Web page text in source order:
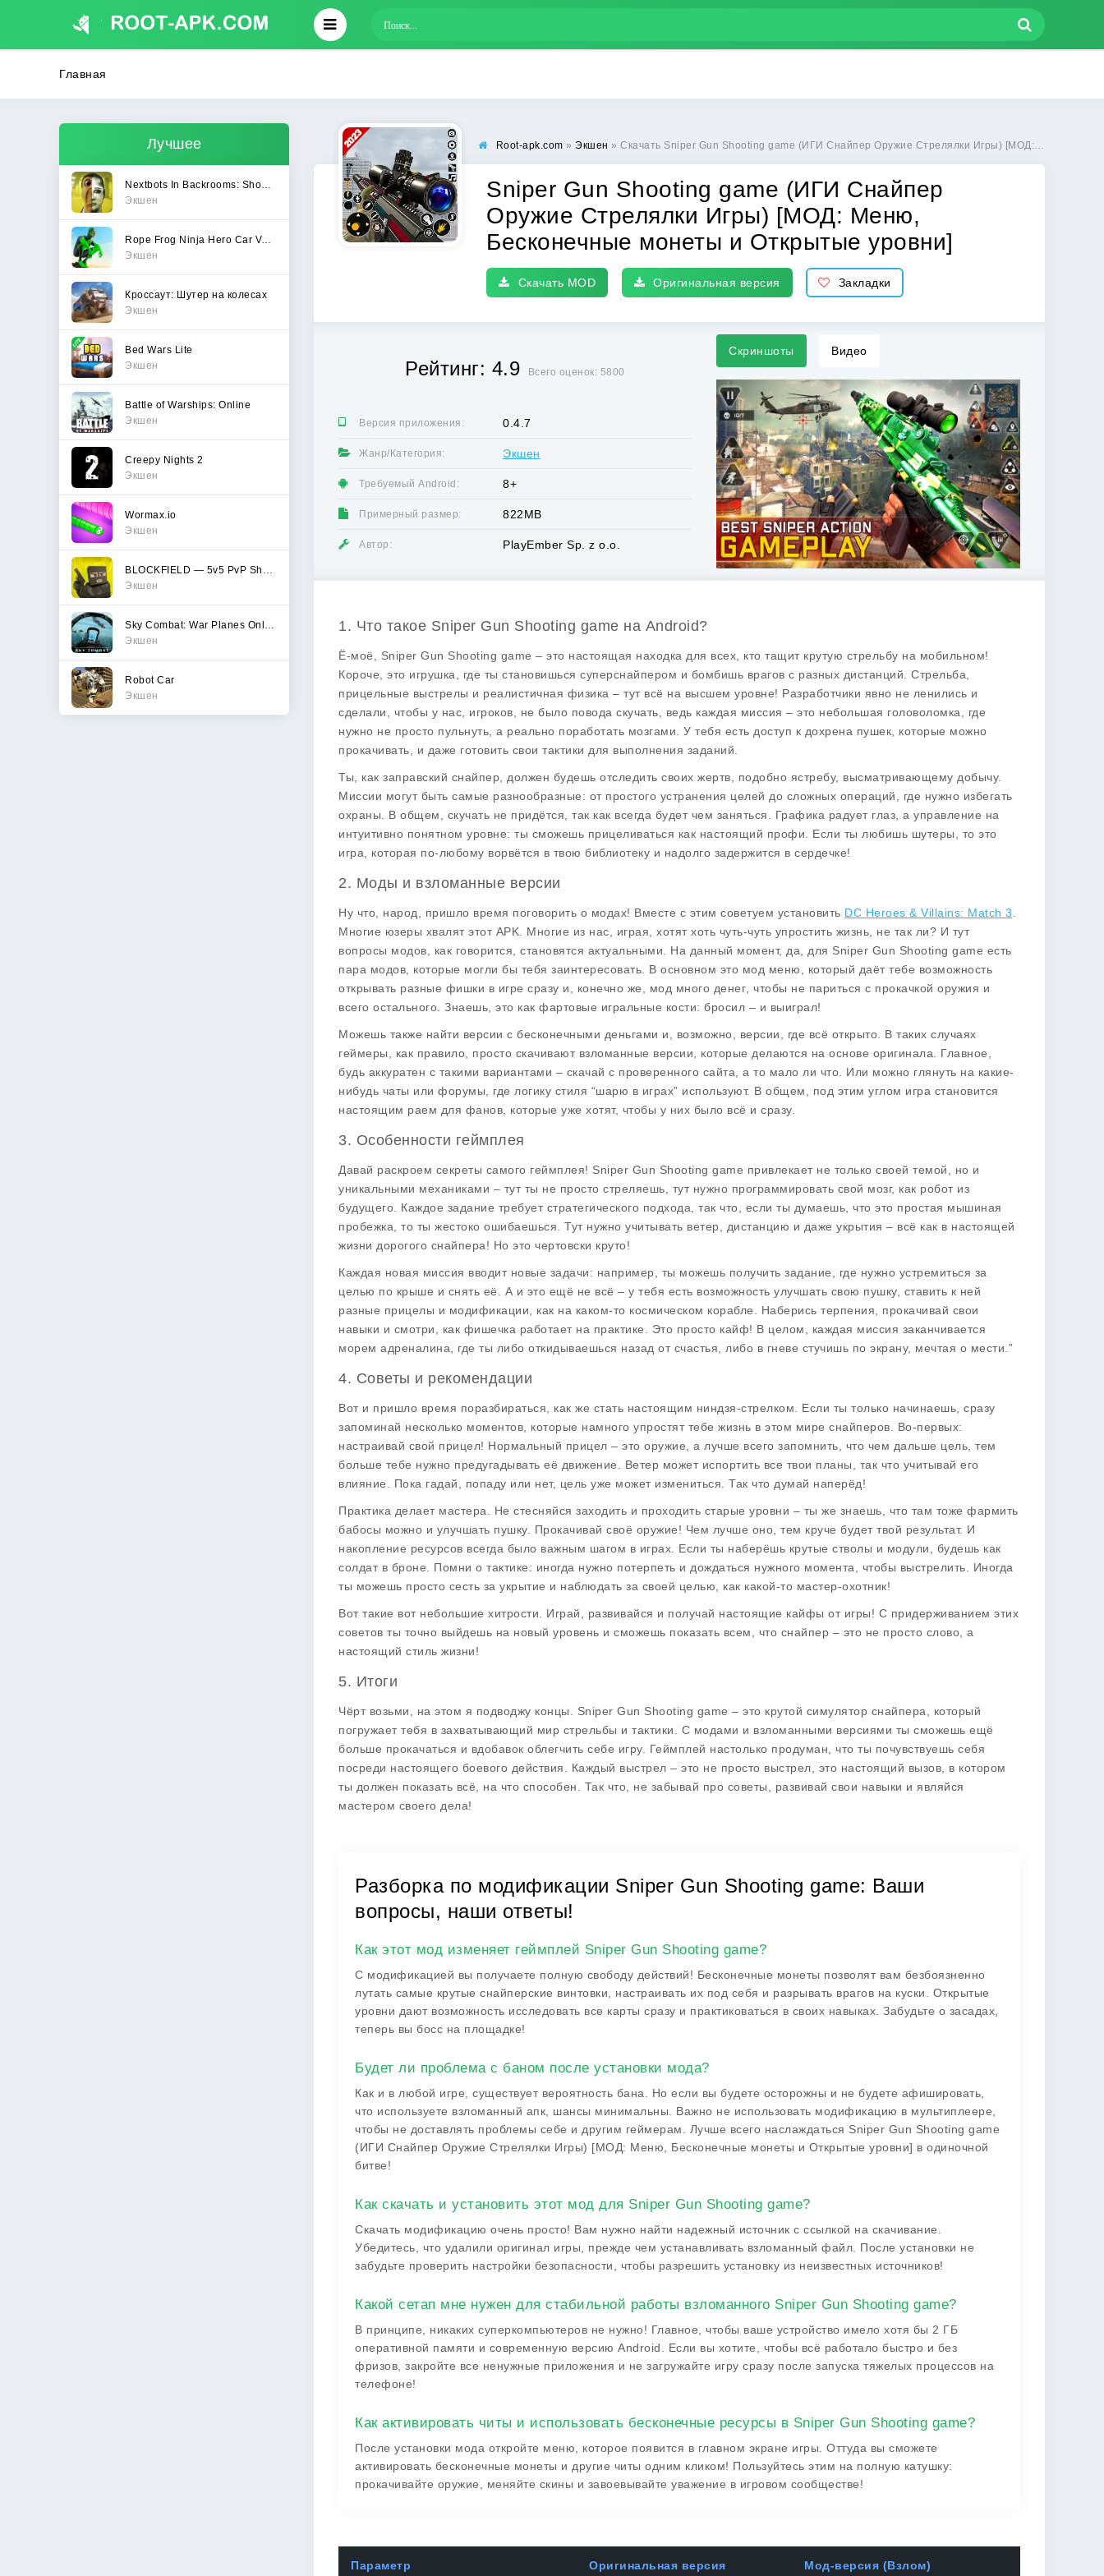
Главная
Лучшее
Экшен
Rope Frog Ninja Hero Car Vegas
Экшен
Кроссаут: Шутер на колесах
Экшен
Bed Wars Lite
Экшен
Battle of Warships: Online
Экшен
Creepy Nights 2
Экшен
Wormax.io
Экшен
Экшен
Экшен
Robot Car
Экшен
Root-apk.com » Экшен » Скачать Sniper Gun Shooting game (ИГИ Снайпер Оружие Стрелялки Игры) [МОД: Меню, Бесконечные монеты и Открытые уровни] | Взлом Sniper Gun Shooting game на Андроид
Sniper Gun Shooting game (ИГИ Снайпер
Оружие Стрелялки Игры) [МОД: Меню,
Бесконечные монеты и Открытые уровни]
Скачать MOD Оригинальная версия Закладки
Рейтинг: 4.9 Всего оценок: 5800
Версия приложения: 0.4.7
Жанр/Категория: Экшен
Требуемый Android: 8+
Примерный размер: 822MB
Автор: PlayEmber Sp. z o.o.
Скриншоты Видео
1. Что такое Sniper Gun Shooting game на Android?
Ё-моё, Sniper Gun Shooting game – это настоящая находка для всех, кто тащит крутую стрельбу на мобильном!
Короче, это игрушка, где ты становишься суперснайпером и бомбишь врагов с разных дистанций. Стрельба,
прицельные выстрелы и реалистичная физика – тут всё на высшем уровне! Разработчики явно не ленились и
сделали, чтобы у нас, игроков, не было повода скучать, ведь каждая миссия – это небольшая головоломка, где
нужно не просто пульнуть, а реально поработать мозгами. У тебя есть доступ к дохрена пушек, которые можно
прокачивать, и даже готовить свои тактики для выполнения заданий.
Ты, как заправский снайпер, должен будешь отследить своих жертв, подобно ястребу, высматривающему добычу.
Миссии могут быть самые разнообразные: от простого устранения целей до сложных операций, где нужно избегать
охраны. В общем, скучать не придётся, так как всегда будет чем заняться. Графика радует глаз, а управление на
интуитивно понятном уровне: ты сможешь прицеливаться как настоящий профи. Если ты любишь шутеры, то это
игра, которая по-любому ворвётся в твою библиотеку и надолго задержится в сердечке!
2. Моды и взломанные версии
Ну что, народ, пришло время поговорить о модах! Вместе с этим советуем установить DC Heroes & Villains: Match 3
Многие юзеры хвалят этот APK. Многие из нас, играя, хотят хоть чуть-чуть упростить жизнь, не так ли? И тут
вопросы модов, как говорится, становятся актуальными. На данный момент, да, для Sniper Gun Shooting game есть
пара модов, которые могли бы тебя заинтересовать. В основном это мод меню , который даёт тебе возможность
открывать разные фишки в игре сразу и, конечно же, мод много денег , чтобы не париться с прокачкой оружия и
всего остального. Знаешь, это как фартовые игральные кости: бросил – и выиграл!
Можешь также найти версии с бесконечными деньгами и, возможно, версии, где всё открыто. В таких случаях
геймеры, как правило, просто скачивают взломанные версии, которые делаются на основе оригинала. Главное,
будь аккуратен с такими вариантами – скачай с проверенного сайта, а то мало ли что. Или можно глянуть на какие-
нибудь чаты или форумы, где логику стиля “шарю в играх” используют. В общем, под этим углом игра становится
настоящим раем для фанов, которые уже хотят, чтобы у них было всё и сразу.
3. Особенности геймплея
Давай раскроем секреты самого геймплея! Sniper Gun Shooting game привлекает не только своей темой, но и
уникальными механиками – тут ты не просто стреляешь, тут нужно программировать свой мозг, как робот из
будущего. Каждое задание требует стратегического подхода, так что, если ты думаешь, что это простая мышиная
пробежка, то ты жестоко ошибаешься. Тут нужно учитывать ветер, дистанцию и даже укрытия – всё как в настоящей
жизни дорогого снайпера! Но это чертовски круто!
Каждая новая миссия вводит новые задачи: например, ты можешь получить задание, где нужно устремиться за
целью по крыше и снять её. А и это ещё не всё – у тебя есть возможность улучшать свою пушку, ставить к ней
разные прицелы и модификации, как на каком-то космическом корабле. Наберись терпения, прокачивай свои
навыки и смотри, как фишечка работает на практике. Это просто кайф! В целом, каждая миссия заканчивается
морем адреналина, где ты либо откидываешься назад от счастья, либо в гневе стучишь по экрану, мечтая о мести.”
4. Советы и рекомендации
Вот и пришло время поразбираться, как же стать настоящим ниндзя-стрелком. Если ты только начинаешь, сразу
запоминай несколько моментов, которые намного упростят тебе жизнь в этом мире снайперов. Во-первых:
настраивай свой прицел! Нормальный прицел – это оружие, а лучше всего запомнить, что чем дальше цель, тем
больше тебе нужно предугадывать её движение. Ветер может испортить все твои планы, так что учитывай его
влияние. Пока гадай, попаду или нет, цель уже может измениться. Так что думай наперёд!
Практика делает мастера. Не стесняйся заходить и проходить старые уровни – ты же знаешь, что там тоже фармить
бабосы можно и улучшать пушку. Прокачивай своё оружие! Чем лучше оно, тем круче будет твой результат. И
накопление ресурсов всегда было важным шагом в играх. Если ты наберёшь крутые стволы и модули, будешь как
солдат в броне. Помни о тактике: иногда нужно потерпеть и дождаться нужного момента, чтобы выстрелить. Иногда
ты можешь просто сесть за укрытие и наблюдать за своей целью, как какой-то мастер-охотник!
Вот такие вот небольшие хитрости. Играй, развивайся и получай настоящие кайфы от игры! С придерживанием этих
советов ты точно выйдешь на новый уровень и сможешь показать всем, что снайпер – это не просто слово, а
настоящий стиль жизни!
5. Итоги
Чёрт возьми, на этом я подводжу концы. Sniper Gun Shooting game – это крутой симулятор снайпера, который
погружает тебя в захватывающий мир стрельбы и тактики. С модами и взломанными версиями ты сможешь ещё
больше прокачаться и вдобавок облегчить себе игру. Геймплей настолько продуман, что ты почувствуешь себя
посреди настоящего боевого действия. Каждый выстрел – это не просто выстрел, это настоящий вызов, в котором
ты должен показать всё, на что способен. Так что, не забывай про советы, развивай свои навыки и являйся
мастером своего дела!
Разборка по модификации Sniper Gun Shooting game: Ваши
вопросы, наши ответы!
Как этот мод изменяет геймплей Sniper Gun Shooting game?
С модификацией вы получаете полную свободу действий! Бесконечные монеты позволят вам безбоязненно
лутать самые крутые снайперские винтовки, настраивать их под себя и разрывать врагов на куски. Открытые
уровни дают возможность исследовать все карты сразу и практиковаться в своих навыках. Забудьте о засадах,
теперь вы босс на площадке!
Будет ли проблема с баном после установки мода?
Как и в любой игре, существует вероятность бана. Но если вы будете осторожны и не будете афишировать,
что используете взломанный апк, шансы минимальны. Важно не использовать модификацию в мультиплеере,
чтобы не доставлять проблемы себе и другим геймерам. Лучше всего наслаждаться Sniper Gun Shooting game
(ИГИ Снайпер Оружие Стрелялки Игры) [МОД: Меню, Бесконечные монеты и Открытые уровни] в одиночной
битве!
Как скачать и установить этот мод для Sniper Gun Shooting game?
Скачать модификацию очень просто! Вам нужно найти надежный источник с ссылкой на скачивание.
Убедитесь, что удалили оригинал игры, прежде чем устанавливать взломанный файл. После установки не
забудьте проверить настройки безопасности, чтобы разрешить установку из неизвестных источников!
Какой сетап мне нужен для стабильной работы взломанного Sniper Gun Shooting game?
В принципе, никаких суперкомпьютеров не нужно! Главное, чтобы ваше устройство имело хотя бы 2 ГБ
оперативной памяти и современную версию Android. Если вы хотите, чтобы всё работало быстро и без
фризов, закройте все ненужные приложения и не загружайте игру сразу после запуска тяжелых процессов на
телефоне!
Как активировать читы и использовать бесконечные ресурсы в Sniper Gun Shooting game?
После установки мода откройте меню, которое появится в главном экране игры. Оттуда вы сможете
активировать бесконечные монеты и другие читы одним кликом! Пользуйтесь этим на полную катушку:
прокачивайте оружие, меняйте скины и завоевывайте уважение в игровом сообществе!
Параметр Оригинальная версия Мод-версия (Взлом)